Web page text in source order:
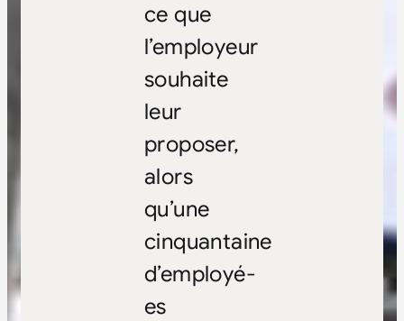
ce que
l’employeur
souhaite
leur
proposer,
alors
qu’une
cinquantaine
d’employé-
es